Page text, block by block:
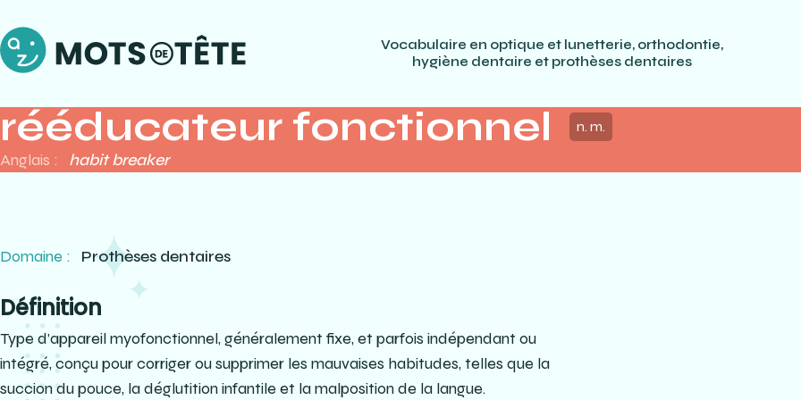
Vocabulaire en optique et lunetterie, orthodontie,
hygiène dentaire et prothèses dentaires
rééducateur fonctionnel n. m.
Anglais : habit breaker
Domaine : Prothèses dentaires
Définition
Type d’appareil myofonctionnel, généralement fixe, et parfois indépendant ou
intégré, conçu pour corriger ou supprimer les mauvaises habitudes, telles que la
succion du pouce, la déglutition infantile et la malposition de la langue.